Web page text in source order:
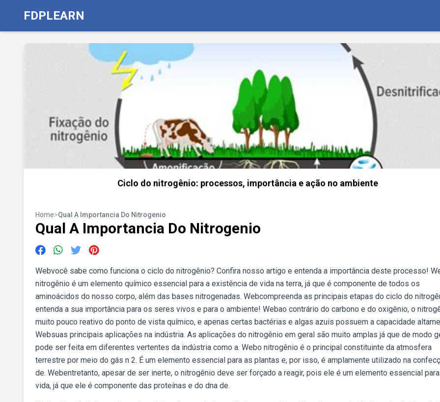
FDPLEARN
Ciclo do nitrogênio: processos, importância e ação no ambiente
Home>Qual A Importancia Do Nitrogenio
Qual A Importancia Do Nitrogenio
Webvocê sabe como funciona o ciclo do nitrogênio? Confira nosso artigo e entenda a importância deste processo!
nitrogênio é um elemento químico essencial para a existência de vida na terra, já que é componente de todos os
aminoácidos do nosso corpo, além das bases nitrogenadas. Webcompreenda as principais etapas do ciclo do
entenda a sua importância para os seres vivos e para o ambiente! Webao contrário do carbono e do oxigênio, o
muito pouco reativo do ponto de vista químico, e apenas certas bactérias e algas azuis possuem a capacidade
Websuas principais aplicações na indústria. As aplicações do nitrogênio em geral são muito amplas já que de modo
pode ser feita em diferentes vertentes da indústria como a. Webo nitrogênio é o principal constituinte da atmosfera
terrestre por meio do gás n 2. É um elemento essencial para as plantas e, por isso, é amplamente utilizado na
de. Webentretanto, apesar de ser inerte, o nitrogênio deve ser forçado a reagir, pois ele é um elemento essencial
vida, já que ele é componente das proteínas e do dna de.